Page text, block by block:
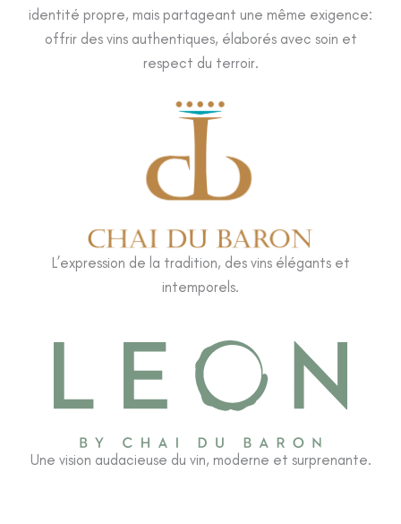
identité propre, mais partageant une même exigence:
offrir des vins authentiques, élaborés avec soin et
respect du terroir.
L’expression de la tradition, des vins élégants et
intemporels.
Une vision audacieuse du vin, moderne et surprenante.